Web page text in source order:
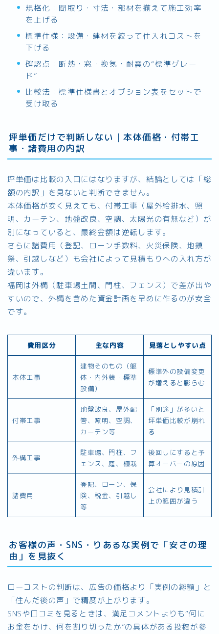
規格化：間取り・寸法・部材を揃えて施工効率
を上げる
標準仕様：設備・建材を絞って仕入れコストを
下げる
確認点：断熱・窓・換気・耐震の“標準グレー
ド”
比較法：標準仕様書とオプション表をセットで
受け取る
坪単価だけで判断しない｜本体価格・付帯工
事・諸費用の内訳
坪単価は比較の入口にはなりますが、結論としては「総
額の内訳」を見ないと判断できません。
本体価格が安く見えても、付帯工事（屋外給排水、照
明、カーテン、地盤改良、空調、太陽光の有無など）が
別になっていると、最終金額は逆転します。
さらに諸費用（登記、ローン手数料、火災保険、地鎮
祭、引越しなど）も会社によって見積もりへの入れ方が
違います。
福岡は外構（駐車場土間、門柱、フェンス）で差が出や
すいので、外構を含めた資金計画を早めに作るのが安全
です。
費用区分 主な内容 見落としやすい点
本体工事
建物そのもの（躯
体・内外装・標準
設備）
標準外の設備変更
が増えると膨らむ
付帯工事
地盤改良、屋外配
管、照明、空調、
カーテン等
「別途」が多いと
坪単価比較が崩れ
る
外構工事
駐車場、門柱、フ
ェンス、庭、植栽
後回しにすると予
算オーバーの原因
諸費用
登記、ローン、保
険、税金、引越し
等
会社により見積計
上の範囲が違う
お客様の声・SNS・りあるな実例で「安さの理
由」を見抜く
ローコストの判断は、広告の価格より「実例の総額」と
「住んだ後の声」で精度が上がります。
SNSや口コミを見るときは、満足コメントよりも“何に
お金をかけ、何を割り切ったか”の具体がある投稿が参